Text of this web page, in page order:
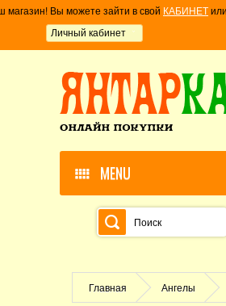
магазин! Вы можете зайти в свой КАБИНЕТили
Личный кабинет
MENU
Главная Ангелы